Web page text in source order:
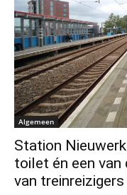
Algemeen
Station
toilet én een van
van